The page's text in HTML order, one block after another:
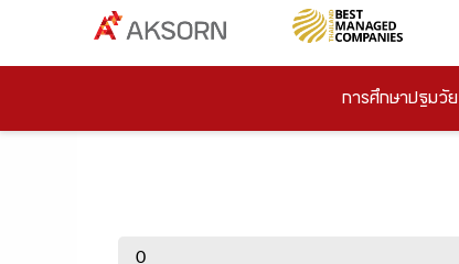
การศึกษาปฐมวัย